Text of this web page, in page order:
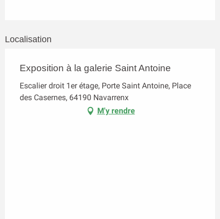
Localisation
Exposition à la galerie Saint Antoine
Escalier droit 1er étage, Porte Saint Antoine, Place
des Casernes, 64190 Navarrenx
M'y rendre